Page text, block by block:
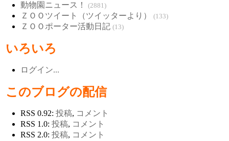
動物園ニュース！ (2881)
ＺＯＯツイート（ツイッターより） (133)
ＺＯＯポーター活動日記 (13)
いろいろ
ログイン...
このブログの配信
RSS 0.92: 投稿, コメント
RSS 1.0: 投稿, コメント
RSS 2.0: 投稿, コメント